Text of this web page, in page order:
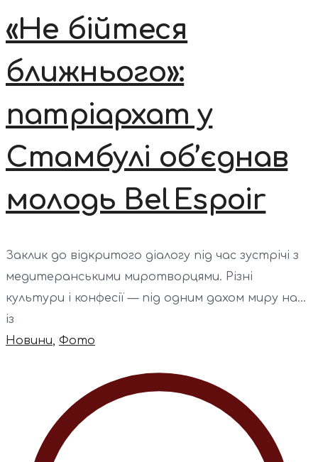
«Не бійтеся
ближнього»:
патріархат у
Стамбулі об’єднав
молодь Bel Espoir
Заклик до відкритого діалогу під час зустрічі з
медитеранськими миротворцями. Різні
культури і конфесії — під одним дахом миру на...
із
Новини, Фото